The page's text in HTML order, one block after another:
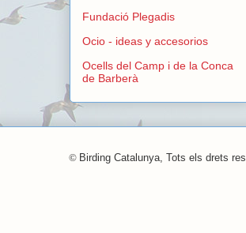
Fundació Plegadis
Ocio - ideas y accesorios
Ocells del Camp i de la Conca
de Barberà
© Birding Catalunya, Tots els drets